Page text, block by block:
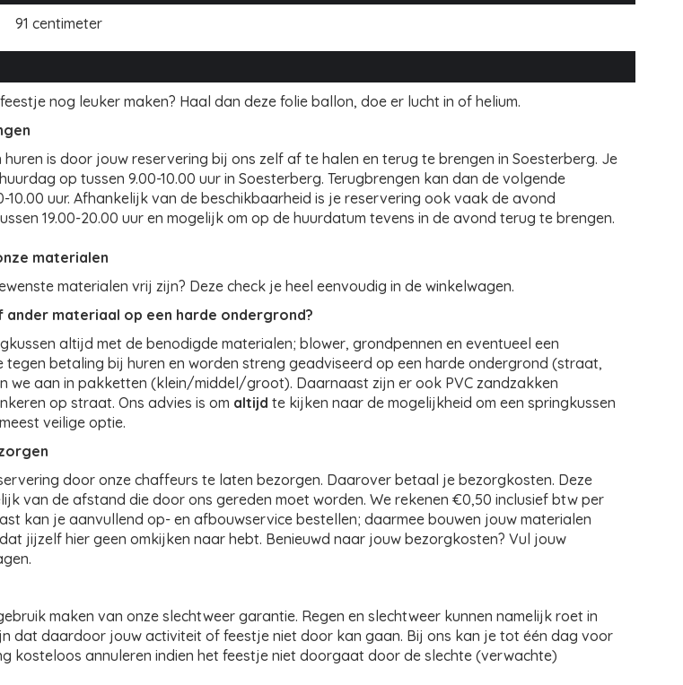
91 centimeter
nog leuker maken? Haal dan deze folie ballon, doe er lucht in of helium.
is door jouw reservering bij ons zelf af te halen en terug te brengen in Soesterberg. Je
op tussen 9.00-10.00 uur in Soesterberg. Terugbrengen kan dan de volgende
10.00 uur. Afhankelijk van de beschikbaarheid is je reservering ook vaak de avond
19.00-20.00 uur en mogelijk om op de huurdatum tevens in de avond terug te brengen.
materialen
materialen vrij zijn? Deze check je heel eenvoudig in de winkelwagen.
materiaal op een harde ondergrond?
altijd met de benodigde materialen; blower, grondpennen en eventueel een
tegen betaling bij huren en worden streng geadviseerd op een harde ondergrond (straat,
we aan in pakketten (klein/middel/groot). Daarnaast zijn er ook PVC zandzakken
op straat. Ons advies is om altijd te kijken naar de mogelijkheid om een springkussen
veilige optie.
door onze chaffeurs te laten bezorgen. Daarover betaal je bezorgkosten. Deze
van de afstand die door ons gereden moet worden. We rekenen €0,50 inclusief btw per
kan je aanvullend op- en afbouwservice bestellen; daarmee bouwen jouw materialen
jijzelf hier geen omkijken naar hebt. Benieuwd naar jouw bezorgkosten? Vul jouw
maken van onze slechtweer garantie. Regen en slechtweer kunnen namelijk roet in
dat daardoor jouw activiteit of feestje niet door kan gaan. Bij ons kan je tot één dag voor
kosteloos annuleren indien het feestje niet doorgaat door de slechte (verwachte)